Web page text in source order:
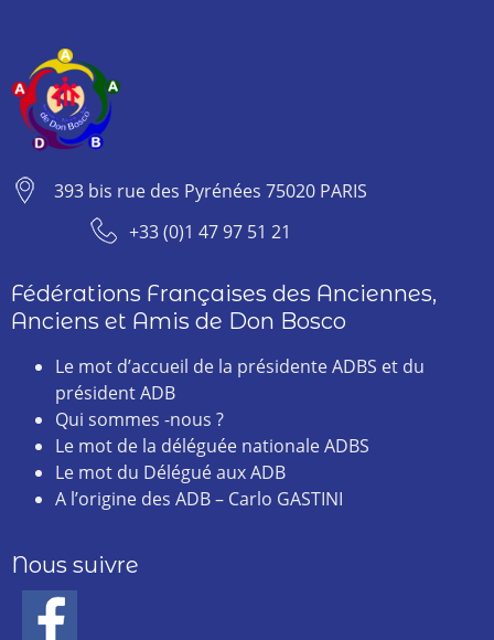
393 bis rue des Pyrénées 75020 PARIS
+33 (0)1 47 97 51 21
Fédérations Françaises des Anciennes,
Anciens et Amis de Don Bosco
Le mot d’accueil de la présidente ADBS et du
président ADB
Qui sommes -nous ?
Le mot de la déléguée nationale ADBS
Le mot du Délégué aux ADB
A l’origine des ADB – Carlo GASTINI
Nous suivre